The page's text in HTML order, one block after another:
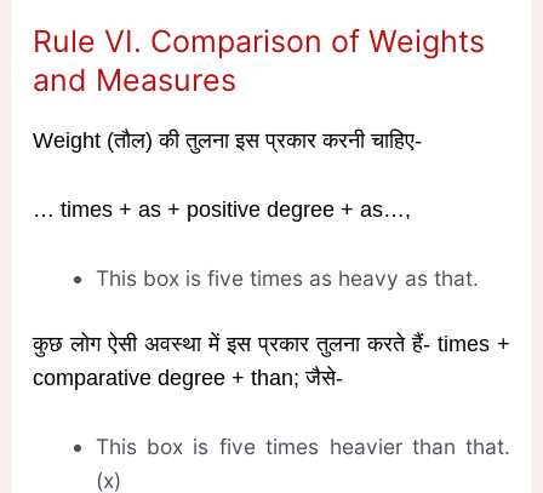
Rule VI. Comparison of Weights
and Measures
Weight (तौल) की तुलना इस प्रकार करनी चाहिए-
… times + as + positive degree + as…,
This box is five times as heavy as that.
कुछ लोग ऐसी अवस्था में इस प्रकार तुलना करते हैं- times +
comparative degree + than; जैसे-
This box is five times heavier than that.
(x)